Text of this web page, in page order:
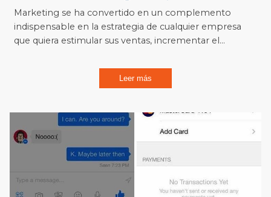
Marketing se ha convertido en un complemento
indispensable en la estrategia de cualquier empresa
que quiera estimular sus ventas, incrementar el...
Leer más